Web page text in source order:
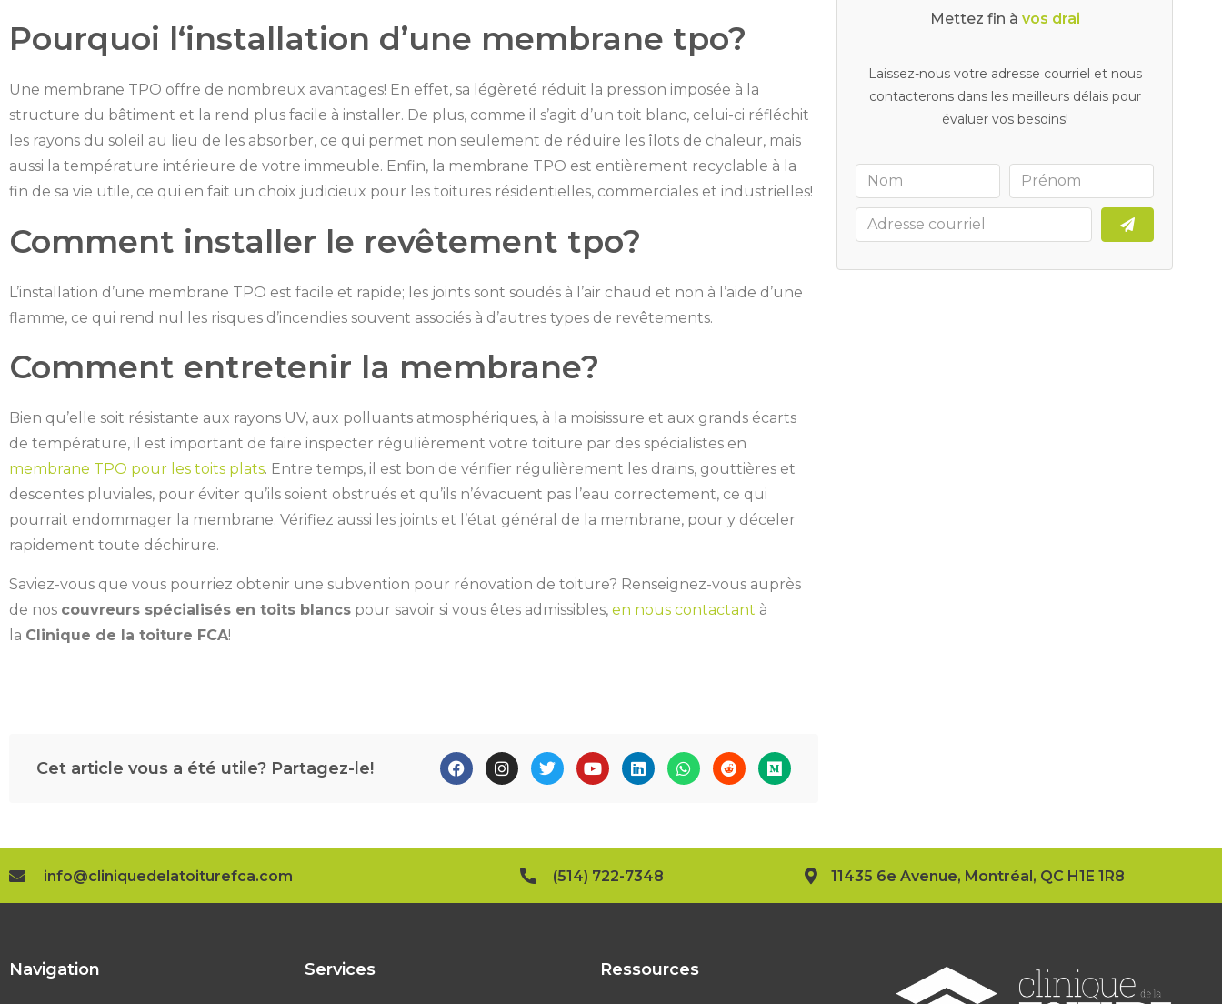
Pourquoi l‘installation d’une membrane tpo?
Une membrane TPO offre de nombreux avantages! En effet, sa légèreté réduit la pression imposée à la
structure du bâtiment et la rend plus facile à installer. De plus, comme il s’agit d’un toit blanc, celui-ci réfléchit
les rayons du soleil au lieu de les absorber, ce qui permet non seulement de réduire les îlots de chaleur, mais
aussi la température intérieure de votre immeuble. Enfin, la membrane TPO est entièrement recyclable à la
fin de sa vie utile, ce qui en fait un choix judicieux pour les toitures résidentielles, commerciales et industrielles!
Comment installer le revêtement tpo?
L’installation d’une membrane TPO est facile et rapide; les joints sont soudés à l’air chaud et non à l’aide d’une
flamme, ce qui rend nul les risques d’incendies souvent associés à d’autres types de revêtements.
Comment entretenir la membrane?
Bien qu’elle soit résistante aux rayons UV, aux polluants atmosphériques, à la moisissure et aux grands écarts
de température, il est important de faire inspecter régulièrement votre toiture par des spécialistes en
membrane TPO pour les toits plats. Entre temps, il est bon de vérifier régulièrement les drains, gouttières et
descentes pluviales, pour éviter qu’ils soient obstrués et qu’ils n’évacuent pas l’eau correctement, ce qui
pourrait endommager la membrane. Vérifiez aussi les joints et l’état général de la membrane, pour y déceler
rapidement toute déchirure.
Saviez-vous que vous pourriez obtenir une subvention pour rénovation de toiture? Renseignez-vous auprès
de nos couvreurs spécialisés en toits blancs pour savoir si vous êtes admissibles, en nous contactant à
la Clinique de la toiture FCA!
Cet article vous a été utile? Partagez-le!
Mettez fin à v os d rains bou
Laissez-nous votre adresse courriel et nous
contacterons dans les meilleurs délais pour
évaluer vos besoins!
info@cliniquedelatoiturefca.com (514) 722-7348 11435 6e Avenue, Montréal, QC H1E 1R8
Navigation Services Ressources